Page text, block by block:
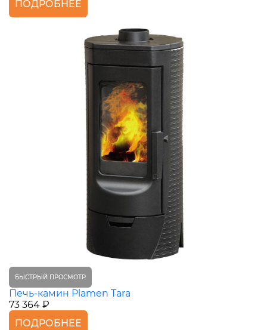
ПОДРОБНЕЕ
БЫСТРЫЙ ПРОСМОТР
Печь-камин Plamen Tara
73 364 ₽
ПОДРОБНЕЕ